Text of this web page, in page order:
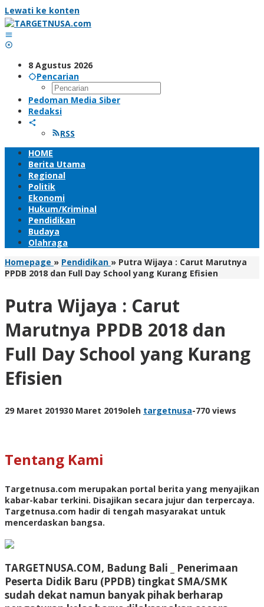
Lewati ke konten
8 Agustus 2026
Pencarian
Pedoman Media Siber
Redaksi
RSS
HOME
Berita Utama
Regional
Politik
Ekonomi
Hukum/Kriminal
Pendidikan
Budaya
Olahraga
Homepage » Pendidikan » Putra Wijaya : Carut Marutnya
PPDB 2018 dan Full Day School yang Kurang Efisien
Putra Wijaya : Carut
Marutnya PPDB 2018 dan
Full Day School yang Kurang
Efisien
29 Maret 201930 Maret 2019oleh targetnusa-770 views
Tentang Kami
Targetnusa.com merupakan portal berita yang menyajikan
kabar-kabar terkini. Disajikan secara jujur dan terpercaya.
Targetnusa.com hadir di tengah masyarakat untuk
mencerdaskan bangsa.
TARGETNUSA.COM, Badung Bali _ Penerimaan
Peserta Didik Baru (PPDB) tingkat SMA/SMK
sudah dekat namun banyak pihak berharap